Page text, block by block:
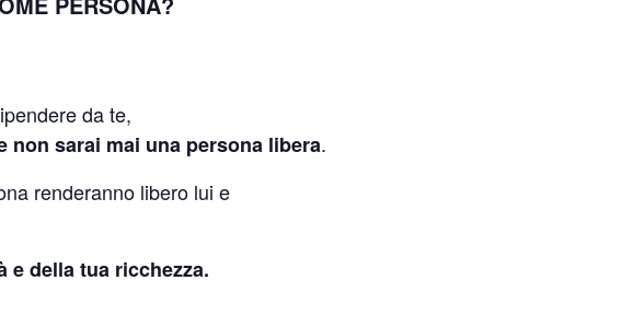
da te,
sarai mai una persona libera.
renderanno libero lui e
della tua ricchezza.